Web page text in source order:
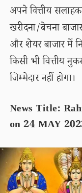
अपने वित्तीय
खरीदना/बेचना
और शेयर बाजार में
किसी भी वित्तीय
जिम्मेदार नहीं होगा।
News Title:
on 24 MAY